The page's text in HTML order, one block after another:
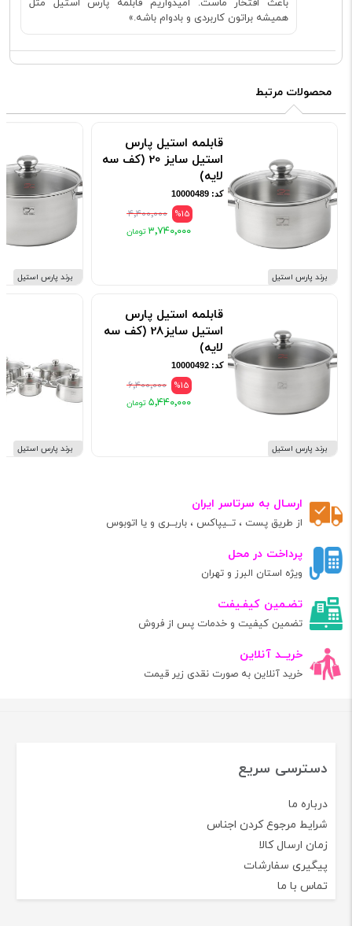
باعث افتخار ماست. امیدواریم قابلمه پارس استیل مثل
همیشه براتون کاربردی و بادوام باشه.»
محصولات مرتبط
برند پارس استیل
قابلمه استیل پارس
استیل سایز 20 (کف سه
لایه)
کد: 10000489
%15 ۴٬۴۰۰٬۰۰۰
۳٬۷۴۰٬۰۰۰
برند پارس استیل
قابلمه استیل پارس
استیل سایز28 (کف سه
لایه)
کد: 10000492
%15 ۶٬۴۰۰٬۰۰۰
۵٬۴۴۰٬۰۰۰
برند پارس استیل
برند پارس استیل
ارسـال به سرتاسر ایران
از طریق پست ، تــیپاکس ، باربــری و یا اتوبوس
پرداخت در محل
ویژه استان البرز و تهران
تضـمین کیفـیفت
تضمین کیفیت و خدمات پس از فروش
خریــد آنلاین
خرید آنلاین به صورت نقدی زیر قیمت
دسترسی سریع
درباره ما
شرایط مرجوع کردن اجناس
زمان ارسال کالا
پیگیری سفارشات
تماس با ما